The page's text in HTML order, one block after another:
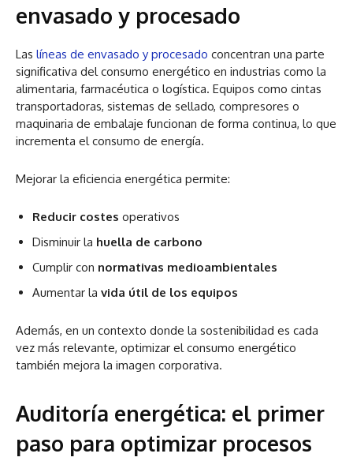
envasado y procesado
Las líneas de envasado y procesado concentran una parte
significativa del consumo energético en industrias como la
alimentaria, farmacéutica o logística. Equipos como cintas
transportadoras, sistemas de sellado, compresores o
maquinaria de embalaje funcionan de forma continua, lo que
incrementa el consumo de energía.
Mejorar la eficiencia energética permite:
Reducir costes operativos
Disminuir la huella de carbono
Cumplir con normativas medioambientales
Aumentar la vida útil de los equipos
Además, en un contexto donde la sostenibilidad es cada
vez más relevante, optimizar el consumo energético
también mejora la imagen corporativa.
Auditoría energética: el primer
paso para optimizar procesos